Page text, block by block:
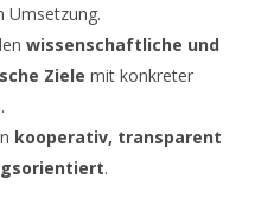
Umsetzung.
wissenschaftliche und
Ziele mit konkreter
kooperativ, transparent
.